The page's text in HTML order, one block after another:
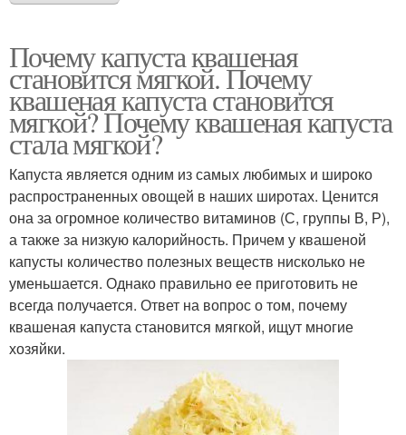
Почему капуста квашеная
становится мягкой. Почему
квашеная капуста становится
мягкой? Почему квашеная капуста
стала мягкой?
Капуста является одним из самых любимых и широко
распространенных овощей в наших широтах. Ценится
она за огромное количество витаминов (С, группы В, Р),
а также за низкую калорийность. Причем у квашеной
капусты количество полезных веществ нисколько не
уменьшается. Однако правильно ее приготовить не
всегда получается. Ответ на вопрос о том, почему
квашеная капуста становится мягкой, ищут многие
хозяйки.